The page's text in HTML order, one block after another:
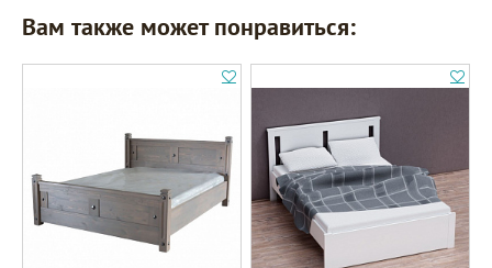
Вам также может понравиться: